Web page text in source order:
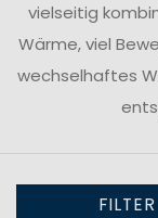
vielseitig
Wärme, viel
wechselhaftes
FILTER